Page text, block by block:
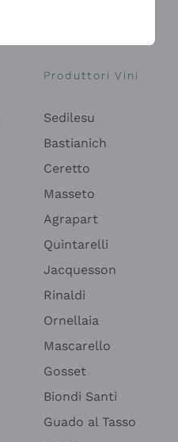
Produttori Vini
Sedilesu
Bastianich
Ceretto
Masseto
Agrapart
Quintarelli
Jacquesson
Rinaldi
Ornellaia
Mascarello
Gosset
Biondi Santi
Guado al Tasso